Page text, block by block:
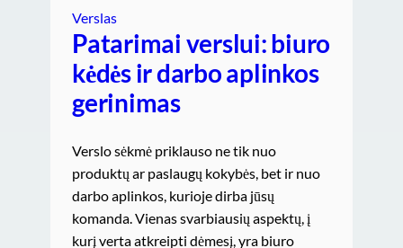
Verslas
Patarimai verslui: biuro
kėdės ir darbo aplinkos
gerinimas
Verslo sėkmė priklauso ne tik nuo
produktų ar paslaugų kokybės, bet ir nuo
darbo aplinkos, kurioje dirba jūsų
komanda. Vienas svarbiausių aspektų, į
kurį verta atkreipti dėmesį, yra biuro